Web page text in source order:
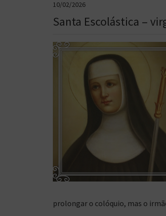
10/02/2026
Santa Escolástica –
prolongar o colóquio, mas o